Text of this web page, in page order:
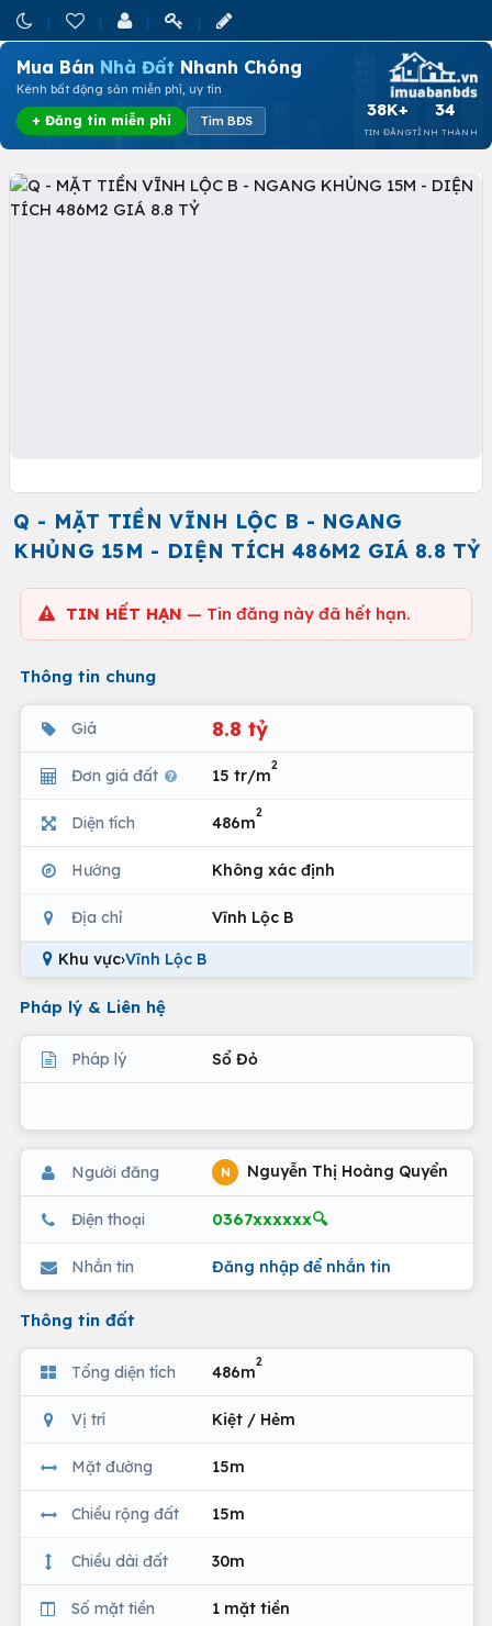
Mua Bán Nhà Đất Nhanh Chóng
Kênh bất động sản miễn phí, uy tín
+ Đăng tin miễn phí Tìm BĐS
38K+
TIN ĐĂNG
34
TỈNH THÀNH
Q - MẶT TIỀN VĨNH LỘC B - NGANG
KHỦNG 15M - DIỆN TÍCH 486M2 GIÁ 8.8 TỶ
TIN HẾT HẠN — Tin đăng này đã hết hạn.
Thông tin chung
Giá 8.8 tỷ
Đơn giá đất 15 tr/m
2
Diện tích 486m
2
Hướng Không xác định
Địa chỉ Vĩnh Lộc B
Khu vực›Vĩnh Lộc B
Pháp lý & Liên hệ
Pháp lý Sổ Đỏ
Người đăng N Nguyễn Thị Hoàng Quyển
Điện thoại 0367xxxxxx🔍
Nhắn tin Đăng nhập để nhắn tin
Thông tin đất
Tổng diện tích 486m
2
Vị trí Kiệt / Hẻm
Mặt đường 15m
Chiều rộng đất 15m
Chiều dài đất 30m
Số mặt tiền 1 mặt tiền